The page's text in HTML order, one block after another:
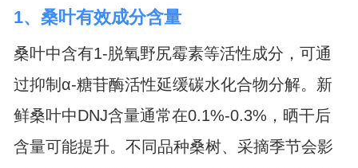
1、桑叶有效成分含量
桑叶中含有1-脱氧野尻霉素等活性成分，可通
过抑制α-糖苷酶活性延缓碳水化合物分解。新
鲜桑叶中DNJ含量通常在0.1%-0.3%，晒干后
含量可能提升。不同品种桑树、采摘季节会影